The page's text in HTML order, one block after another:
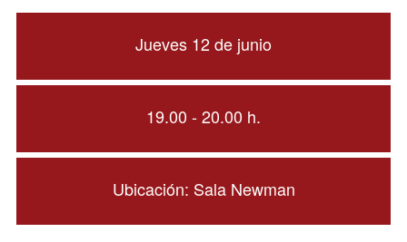
Jueves 12 de junio
19.00 - 20.00 h.
Ubicación: Sala Newman